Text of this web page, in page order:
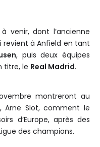
venir, dont l’ancienne
revient à Anfield en tant
, puis deux équipes
titre, le Real Madrid.
montreront au
, Arne Slot, comment le
d’Europe, après des
des champions.